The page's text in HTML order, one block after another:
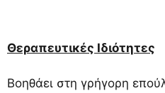
Θεραπευτικές Ιδιότητες
Βοηθάει στη γρήγορη